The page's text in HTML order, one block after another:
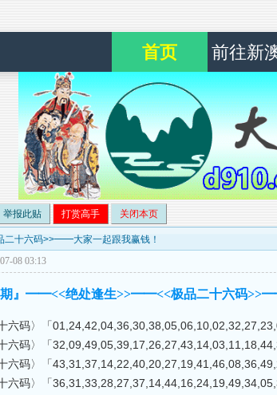
首页 前往新
举报此贴 打赏高手 关闭本页
十六码>>━━大家一起跟我赢钱！
08 03:13
期』━━<<绝处逢生>>━━<<极品二十六码
六码〉「
六码〉「
六码〉「
六码〉「